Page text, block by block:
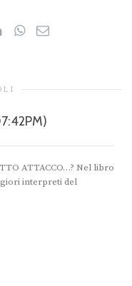
ATTACCO…? Nel libro
interpreti del